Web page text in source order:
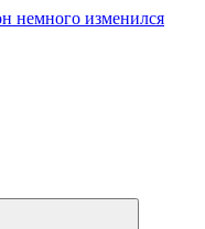
немного изменился